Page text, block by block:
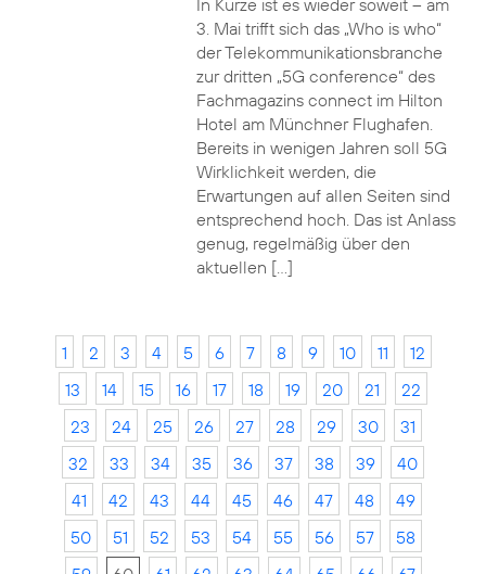
In Kürze ist es wieder soweit – am
3. Mai trifft sich das „Who is who“
der Telekommunikationsbranche
zur dritten „5G conference“ des
Fachmagazins connect im Hilton
Hotel am Münchner Flughafen.
Bereits in wenigen Jahren soll 5G
Wirklichkeit werden, die
Erwartungen auf allen Seiten sind
entsprechend hoch. Das ist Anlass
genug, regelmäßig über den
aktuellen […]
1 2 3 4 5 6 7 8 9 10 11
12
13
14 15 16 17 18 19 20 21
22
23
24 25 26 27 28 29 30
31
32
33 34 35 36 37 38 39
40
41
42 43 44 45 46 47 48
49
50
51 52 53 54 55 56 57
58